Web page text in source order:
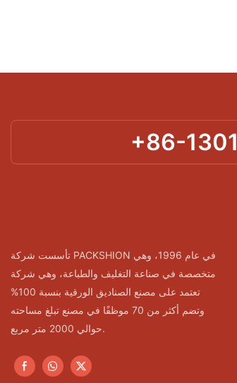
+86-
تأسست شركة PACKSHION في عام 1996، وهي
متخصصة في صناعة التغليف والطباعة، وهي شركة
تعتمد على مصنع الصناديق الورقية بنسبة 100%
وتضم أكثر من 70 موظفًا في مصنع تبلغ مساحته
حوالي 2000 متر مربع.